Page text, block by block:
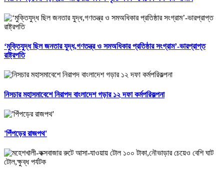
‘মুক্তিযুদ্ধ ছিল জনতার যুদ্ধ,গণতন্ত্র ও সমঅধিকার প্রতিষ্ঠার সংগ্রাম’-ভারপ্রাপ্ত
রাষ্ট্রপতি
নিসচার মহাসমাবেশে নিরাপদ বাংলাদেশ গড়ার ১২ দফা কর্মপরিকল্পনা
'পিঁপড়ের রাজপথ'